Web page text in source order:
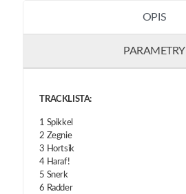
OPIS
PARAMETRY
TRACKLISTA:
1 Spikkel
2 Zegnie
3 Hortsik
4 Haraf!
5 Snerk
6 Radder